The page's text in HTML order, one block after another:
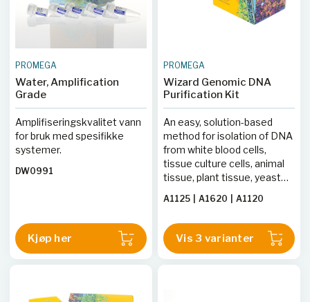
PROMEGA
Water, Amplification
Grade
Amplifiseringskvalitet vann
for bruk med spesifikke
systemer.
DW0991
Kjøp her
PROMEGA
Wizard Genomic DNA
Purification Kit
An easy, solution-based
method for isolation of DNA
from white blood cells,
tissue culture cells, animal
tissue, plant tissue, yeast
Gram-negative bacteria.
A1125 A1620 A1120
Vis 3 varianter